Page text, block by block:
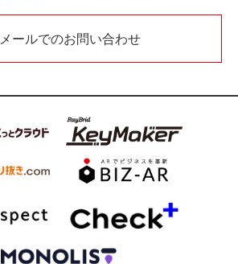
メールでのお問い合わせ